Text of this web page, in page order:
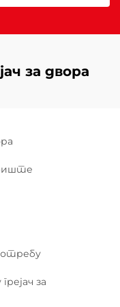
за двора
за